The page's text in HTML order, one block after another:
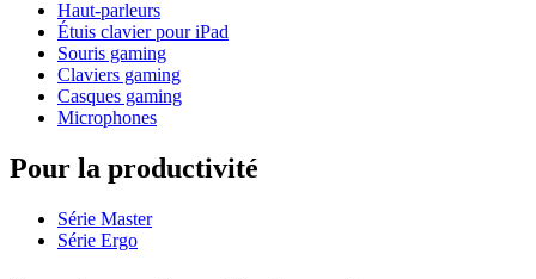
Haut-parleurs
Étuis clavier pour iPad
Souris gaming
Claviers gaming
Casques gaming
Microphones
Pour la productivité
Série Master
Série Ergo